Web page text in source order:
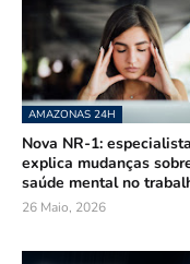
AMAZONAS 24H
Nova NR-1: especialista
explica mudanças
saúde mental no
26 Maio, 2026